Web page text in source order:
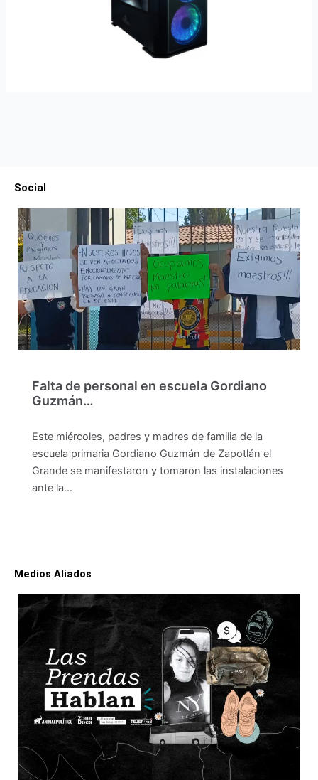
Social
Falta de personal en escuela Gordiano
Guzmán…
Este miércoles, padres y madres de familia de la
escuela primaria Gordiano Guzmán de Zapotlán el
Grande se manifestaron y tomaron las instalaciones
ante la…
Medios Aliados